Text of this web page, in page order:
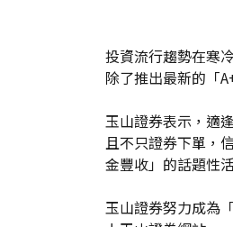
投資流行趨勢在寒
除了推出最新的「
玉山證券表示，適
且不只證券下單，
金豐收」的話題性
玉山證券努力成為